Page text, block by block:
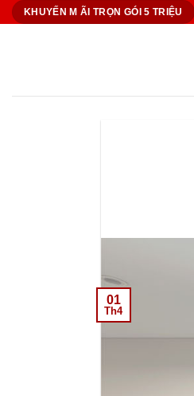
Bỏ
KHUYẾN M ÃI TRỌN GÓI 5 TRIỆU
01
Th4